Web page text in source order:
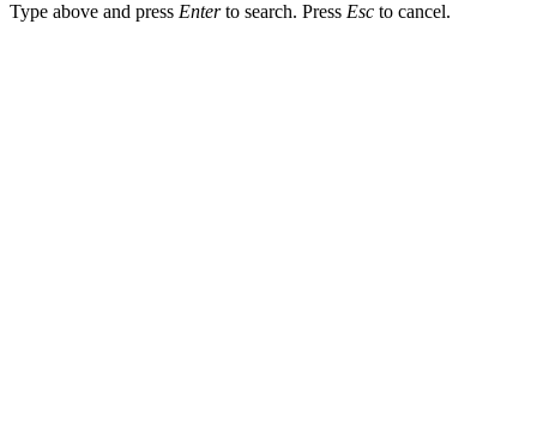
Type above and press Enterto search. Press Esc to cancel.